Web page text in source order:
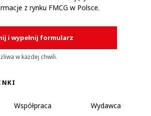
z rynku FMCG w Polsce.
i wypełnij formularz
w każdej chwili.
Współpraca
Wydawca